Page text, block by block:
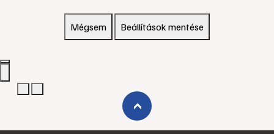
Mégsem Beállítások mentése
›